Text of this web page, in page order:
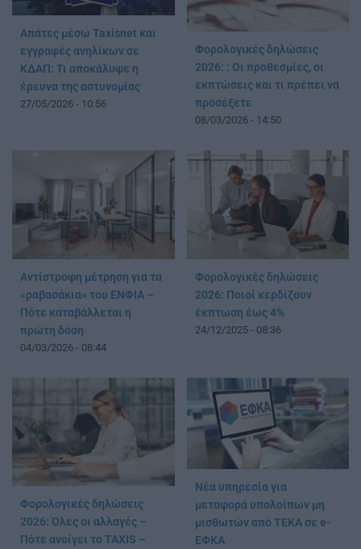
Απάτες μέσω Taxisnet και
εγγραφές ανηλίκων σε
ΚΔΑΠ: Τι αποκάλυψε η
έρευνα της αστυνομίας
27/05/2026 - 10:56
Φορολογικές δηλώσεις
2026: : Οι προθεσμίες, οι
εκπτώσεις και τι πρέπει να
προσέξετε
08/03/2026 - 14:50
Αντίστροφη μέτρηση για τα
«ραβασάκια» του ΕΝΦΙΑ –
Πότε καταβάλλεται η
πρώτη δόση
04/03/2026 - 08:44
Φορολογικές δηλώσεις
2026: Ποιοί κερδίζουν
έκπτωση έως 4%
24/12/2025 - 08:36
Φορολογικές δηλώσεις
2026: Όλες οι αλλαγές –
Πότε ανοίγει το TAXIS –
Νέα υπηρεσία για
μεταφορά υπολοίπων μη
μισθωτών από ΤΕΚΑ σε e-
ΕΦΚΑ